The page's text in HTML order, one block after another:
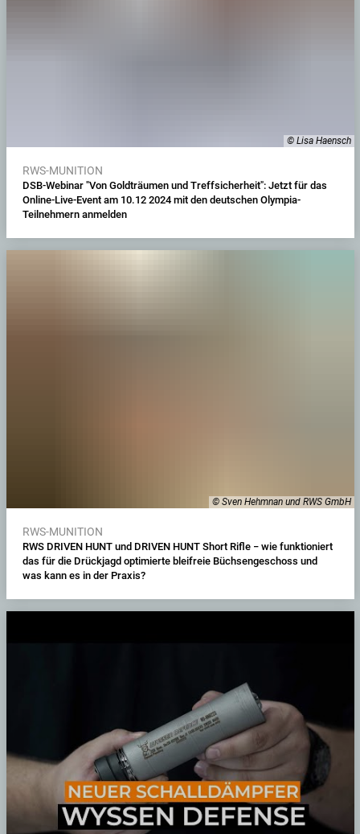
© Lisa Haensch
RWS-MUNITION
DSB-Webinar "Von Goldträumen und Treffsicherheit": Jetzt für das
Online-Live-Event am 10.12 2024 mit den deutschen Olympia-
Teilnehmern anmelden
© Sven Hehmnan und RWS GmbH
RWS-MUNITION
RWS DRIVEN HUNT und DRIVEN HUNT Short Rifle − wie funktioniert
das für die Drückjagd optimierte bleifreie Büchsengeschoss und
was kann es in der Praxis?